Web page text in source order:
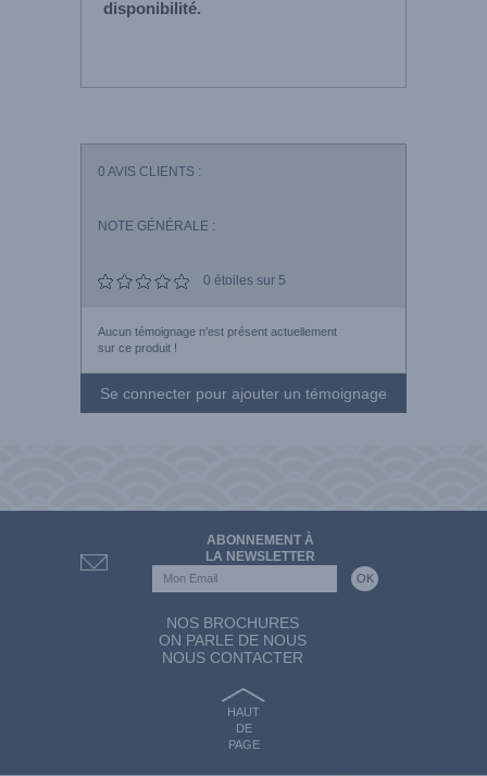
disponibilité.
0 AVIS CLIENTS :
NOTE GÉNÉRALE :
0 étoiles sur 5
Aucun témoignage n'est présent actuellement
sur ce produit !
Se connecter pour ajouter un témoignage
ABONNEMENT À
LA NEWSLETTER
NOS BROCHURES
ON PARLE DE NOUS
NOUS CONTACTER
HAUT
DE
PAGE